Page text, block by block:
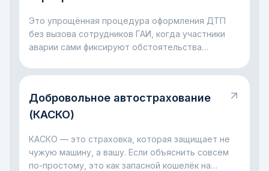
Это упрощённая процедура оформления ДТП
без вызова сотрудников ГАИ, когда участники
аварии сами фиксируют обстоятельства
Добровольное автострахование
(КАСКО)
КАСКО — это страховка, которая защищает не
чужую машину, а вашу. Если объяснить совсем
по-простому, это как запасной кошелёк на